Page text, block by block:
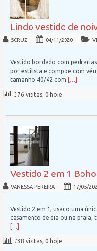
Lindo vestido de
SCRUZ 04/11/2020
Vestido bordado com
por estilista e compõe com
tamanho 40/42 com
[…]
376 visitas, 0 hoje
Vestido 2 em 1 Boho
VANESSA PEREIRA 17/05/
Vestido 2 em 1, usado uma
casamento de dia ou na praia,
[…]
738 visitas, 0 hoje